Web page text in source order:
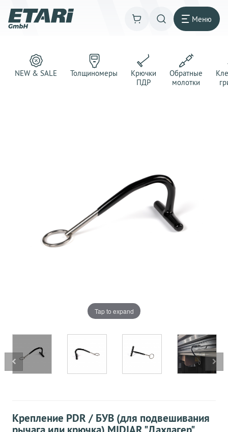
Меню
NEW & SALE Толщиномеры
Крючки
ПДР
Обратные
молотки
Tap to expand
Крепление PDR / БУВ (для подвешивания